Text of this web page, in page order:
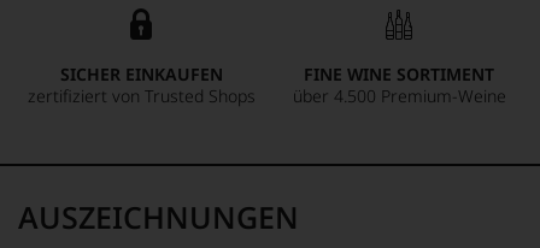
SICHER EINKAUFEN
zertifiziert von Trusted Shops
FINE WINE SORTIMENT
über 4.500 Premium-Weine
AUSZEICHNUNGEN